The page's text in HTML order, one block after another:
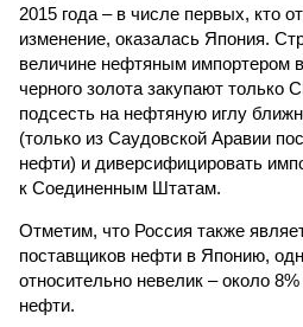
2015 года – в числе первых, кто
изменение, оказалась Япония.
величине нефтяным импортером
черного золота закупают
подсесть на нефтяную иглу
(только из Саудовской Аравии
нефти) и диверсифицировать
к Соединенным Штатам.
Отметим, что Россия также
поставщиков нефти в Японию,
относительно невелик – около
нефти.